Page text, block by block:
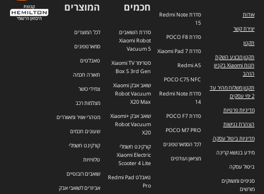
אודות
יצירת קשר
תקנון
תקנון מבצע השקת
חנות Xiaomi בקניון
הזהב
תקנון משלוח מהיר עד
2 ימי עסקים
מדיניות פרטיות
הצהרת נגישות
מדיניות ביטול עסקה
מידע בנושא קרינה
ביטול עסקה
סניפים ומשווקים
מורשים
סדרת Redmi Note
15
סדרת POCO F8
סדרת Xiaomi Pad 7
Redmi A5
POCO C75 NFC
סדרת Redmi Note
14
סדרת POCO F7
POCO M7 PRO
לכל הסמארטפונים
מציאון ועודפים
חכמים
סדרת השואבים
Xiaomi Robot
Vacuum 5
סטרימר Xiaomi TV
Box S 3rd Gen
שואב אבק Xiaomi
Robot Vacuum
X20 Max
שואב אבק +Xiaomi
Robot Vacuum
X20
קורקינט חשמלי
Xiaomi Electric
Scooter 4 Lite
טאבלט Redmi Pad
Pro
המוצרים
לכל המוצרים
סמארטפונים
טאבלטים
תאורה חכמה
צמידי כושר
מצלמות רכב
מטהרי אוויר ומאווררים
שעונים חכמים
קורקינט חשמלי
טלוויזיות
שואבים רובוטיים
אביזרים לשואבי אבק